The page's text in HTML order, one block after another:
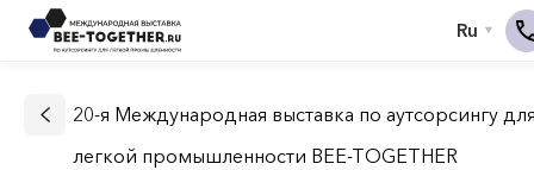
20-я Международная выставка по аутсорсингу
легкой промышленности BEE-TOGETHER